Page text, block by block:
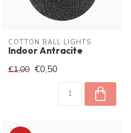
COTTON BALL LIGHTS
Indoor Antracite
€1,00 €0,50